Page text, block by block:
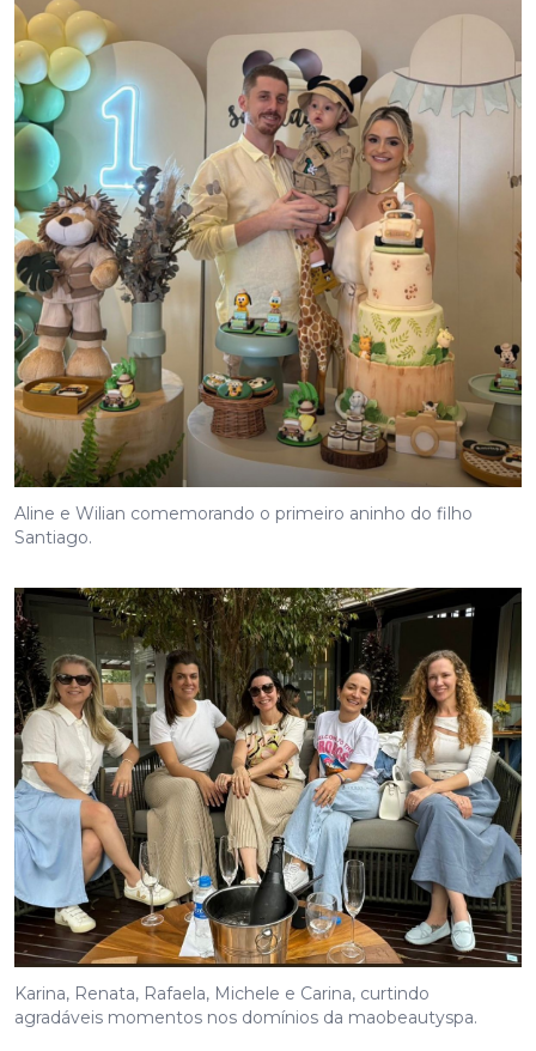
Aline e Wilian comemorando o primeiro aninho do filho
Santiago.
Karina, Renata, Rafaela, Michele e Carina, curtindo
agradáveis momentos nos domínios da maobeautyspa.